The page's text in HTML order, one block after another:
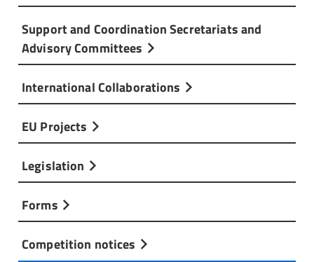
Support and Coordination Secretariats and
Advisory Committees
International Collaborations
EU Projects
Legislation
Forms
Competition notices